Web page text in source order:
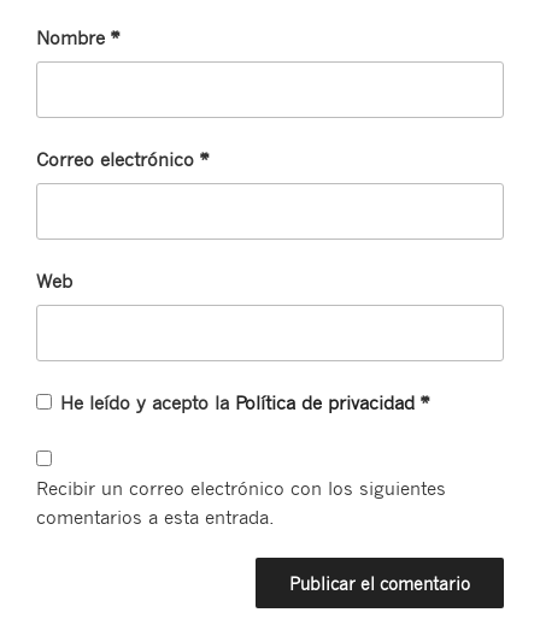
Nombre *
Correo electrónico *
Web
He leído y acepto la Política de privacidad *
Recibir un correo electrónico con los siguientes
comentarios a esta entrada.